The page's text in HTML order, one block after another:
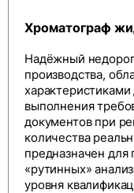
Хроматограф
Надёжный
производства,
характеристиками
выполнения
документов при
количества
предназначен
«рутинных»
уровня